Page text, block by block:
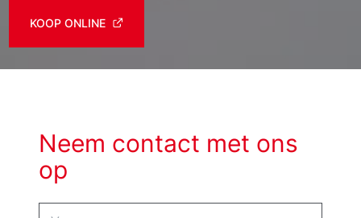
KOOP ONLINE
Neem contact met ons
op